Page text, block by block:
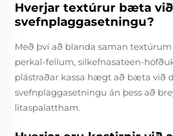
Hverjar textúrur bæta
svefnplaggasetningu?
Með því að blanda saman
perkal-fellum, silkefnasateen-
plástraðar kassa hægt að bæta við
svefnplaggasetningu án þess að
litaspalattham.